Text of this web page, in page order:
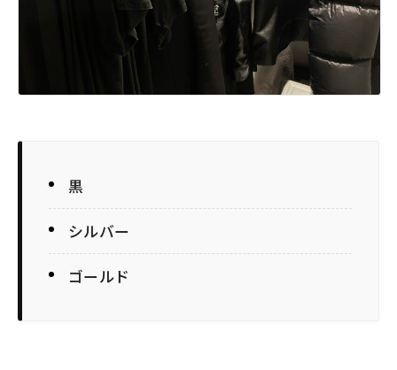
黒
シルバー
ゴールド